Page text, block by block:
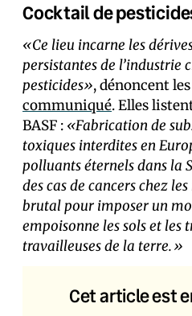
Cocktail de
«Ce lieu incarne les
persistantes de l’industrie
pesticides», dénoncent
communiqué. Elles
BASF : «Fabrication de
toxiques interdites en
polluants éternels dans la
des cas de cancers chez
brutal pour imposer un
empoisonne les sols et les
travailleuses de la terre.»
Cet article est